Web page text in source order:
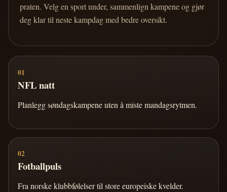
praten. Velg en sport under, sammenlign kampene og gjør
deg klar til neste kampdag med bedre oversikt.
01
NFL natt
Planlegg søndagskampene uten å miste mandagsrytmen.
02
Fotballpuls
Fra norske klubbfølelser til store europeiske kvelder.